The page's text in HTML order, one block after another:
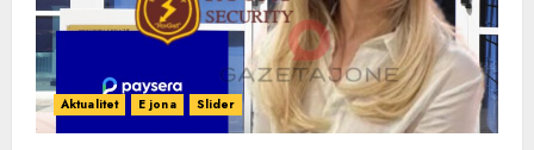
Aktualitet E jona Slider